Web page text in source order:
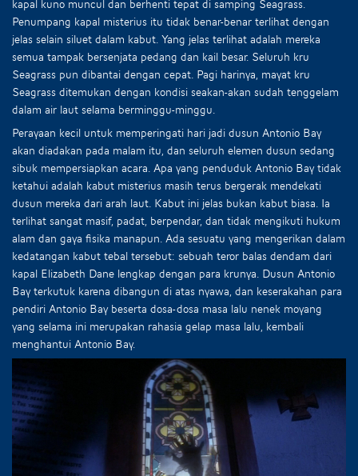
kapal kuno muncul dan berhenti tepat di samping Seagrass.
Penumpang kapal misterius itu tidak benar-benar terlihat dengan
jelas selain siluet dalam kabut. Yang jelas terlihat adalah mereka
semua tampak bersenjata pedang dan kail besar. Seluruh kru
Seagrass pun dibantai dengan cepat. Pagi harinya, mayat kru
Seagrass ditemukan dengan kondisi seakan-akan sudah tenggelam
dalam air laut selama berminggu-minggu.
Perayaan kecil untuk memperingati hari jadi dusun Antonio Bay
akan diadakan pada malam itu, dan seluruh elemen dusun sedang
sibuk mempersiapkan acara. Apa yang penduduk Antonio Bay tidak
ketahui adalah kabut misterius masih terus bergerak mendekati
dusun mereka dari arah laut. Kabut ini jelas bukan kabut biasa. Ia
terlihat sangat masif, padat, berpendar, dan tidak mengikuti hukum
alam dan gaya fisika manapun. Ada sesuatu yang mengerikan dalam
kedatangan kabut tebal tersebut: sebuah teror balas dendam dari
kapal Elizabeth Dane lengkap dengan para krunya. Dusun Antonio
Bay terkutuk karena dibangun di atas nyawa, dan keserakahan para
pendiri Antonio Bay beserta dosa-dosa masa lalu nenek moyang
yang selama ini merupakan rahasia gelap masa lalu, kembali
menghantui Antonio Bay.